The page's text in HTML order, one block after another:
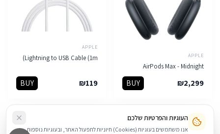
APPLE
AirPods Max - Midnight
₪2,299
BUY
APPLE
Lightning to USB Cable (1m)
₪119
BUY
במלאי
העוגיות והפרטיות שלכם
אנו משתמשים בעוגיות (Cookies) חיוניות לתפעול האתר, ובעוגיות נוספות